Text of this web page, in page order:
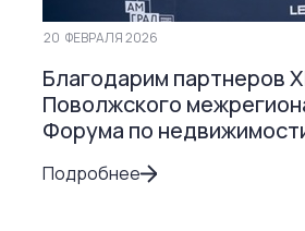
20 ФЕВРАЛЯ 2026
Благодарим партнеров
Поволжского
Форума по
Подробнее